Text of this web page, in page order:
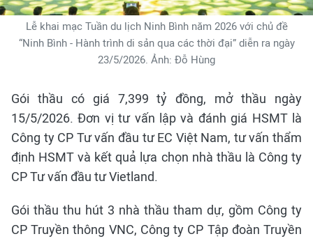
Lễ khai mạc Tuần du lịch Ninh Bình năm 2026 với chủ đề
“Ninh Bình - Hành trình di sản qua các thời đại” diễn ra ngày
23/5/2026. Ảnh: Đỗ Hùng
Gói thầu có giá 7,399 tỷ đồng, mở thầu ngày
15/5/2026. Đơn vị tư vấn lập và đánh giá HSMT là
Công ty CP Tư vấn đầu tư EC Việt Nam, tư vấn thẩm
định HSMT và kết quả lựa chọn nhà thầu là Công ty
CP Tư vấn đầu tư Vietland.
Gói thầu thu hút 3 nhà thầu tham dự, gồm Công ty
CP Truyền thông VNC, Công ty CP Tập đoàn Truyền